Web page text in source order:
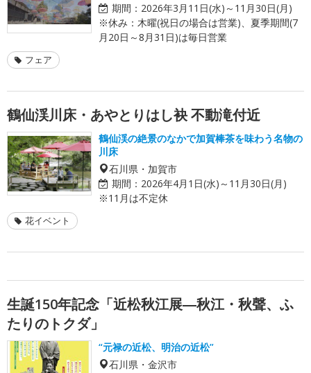
期間： 2026年3月11日(水)～11月30日(月)
※休み：木曜(祝日の場合は営業)、夏季期間(7
月20日～8月31日)は毎日営業
フェア
鶴仙渓川床・あやとりはし袂 不動滝付近
鶴仙渓の絶景のなかで加賀棒茶を味わう名物の
川床
石川県・加賀市
期間： 2026年4月1日(水)～11月30日(月)
※11月は不定休
花イベント
生誕150年記念「近松秋江展―秋江・秋聲、ふ
たりのトクダ」
“元禄の近松、明治の近松”
石川県・金沢市